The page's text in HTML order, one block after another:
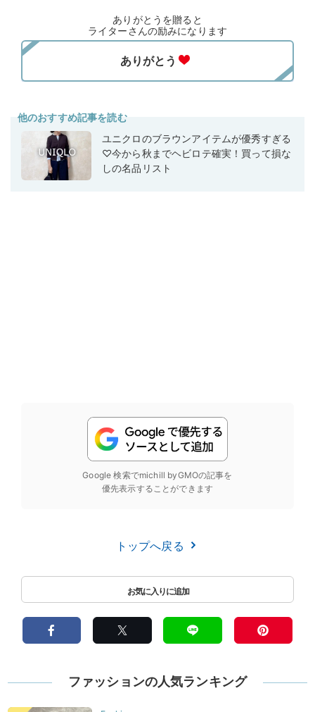
ありがとうを贈ると
ライターさんの励みになります
他のおすすめ記事を読む
ユニクロのブラウンアイテムが優秀すぎる
♡今から秋までヘビロテ確実！買って損な
しの名品リスト
Google 検索でmichill byGMOの記事を
優先表示することができます
トップへ戻る
ファッションの人気ランキング